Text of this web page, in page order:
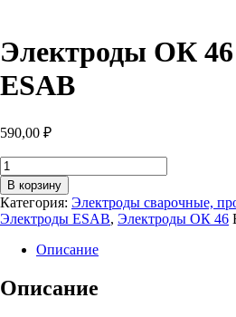
Электроды ОК
ESAB
590,00 ₽
Количество
товара
Электроды
ОК
46
(1кг)
ESAB
В корзину
Категория: Электроды сварочные,
Электроды ESAB, Электроды ОК 46
Описание
Описание